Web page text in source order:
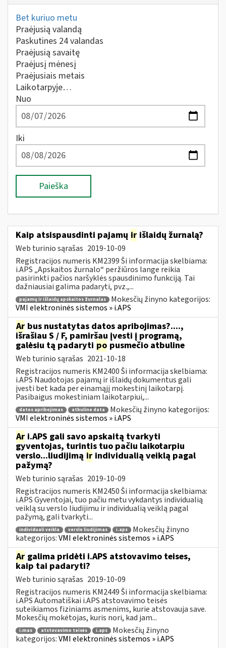
Bet kuriuo metu
Praėjusią valandą
Paskutines 24 valandas
Praėjusią savaitę
Praėjusį mėnesį
Praėjusiais metais
Laikotarpyje…
Nuo
Iki
Paieška
Kaip atsispausdinti pajamų ir išlaidų žurnalą?
Web turinio sąrašas 2019-10-09
Registracijos numeris KM2399 Ši informacija skelbiama:
i.APS „Apskaitos žurnalo“ peržiūros lange reikia
pasirinkti pačios naršyklės spausdinimo funkciją. Tai
dažniausiai galima padaryti, pvz.,...
pajamų ir išlaidų apskaitos žurnalas
Mokesčių žinyno kategorijos:
VMI elektroninės sistemos » i.APS
Ar bus nustatytas datos apribojimas?....,
išrašiau S / F, pamiršau įvesti į programą,
galėsiu tą padaryti po pusmečio atbuline
Web turinio sąrašas 2021-10-18
Registracijos numeris KM2400 Ši informacija skelbiama:
i.APS Naudotojas pajamų ir išlaidų dokumentus gali
įvesti bet kada per einamąjį mokestinį laikotarpį.
Pasibaigus mokestiniam laikotarpiui,...
datos apribojimas atbuline data
Mokesčių žinyno kategorijos:
VMI elektroninės sistemos » i.APS
Ar i.APS gali savo apskaitą tvarkyti
gyventojas, turintis tuo pačiu laikotarpiu
verslo...liudijimą ir individualią veiklą pagal
pažymą?
Web turinio sąrašas 2019-10-09
Registracijos numeris KM2450 Ši informacija skelbiama:
i.APS Gyventojai, tuo pačiu metu vykdantys individualią
veiklą su verslo liudijimu ir individualią veiklą pagal
pažymą, gali tvarkyti...
individuali veikla verslo liudijimas i.aps
Mokesčių žinyno
kategorijos:VMI elektroninės sistemos » i.APS
Ar galima pridėti i.APS atstovavimo teises,
kaip tai padaryti?
Web turinio sąrašas 2019-10-09
Registracijos numeris KM2449 Ši informacija skelbiama:
i.APS Automatiškai i.APS atstovavimo teisės
suteikiamos fiziniams asmenims, kurie atstovauja save.
Mokesčių mokėtojas, kuris nori, kad jam...
i.mas atstovavimo teisės i.aps
Mokesčių žinyno
kategorijos:VMI elektroninės sistemos » i.APS